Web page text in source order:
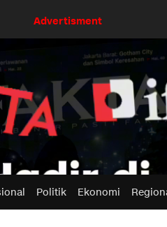
Advertisment
Politik Ekonomi